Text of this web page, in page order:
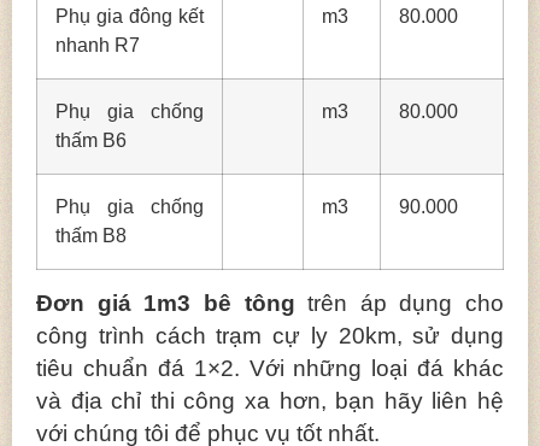
Phụ gia đông kết
nhanh R7
m3 80.000
Phụ gia chống
thấm B6
m3 80.000
Phụ gia chống
thấm B8
m3 90.000
Đơn giá 1m3 bê tông trên áp dụng cho
công trình cách trạm cự ly 20km, sử dụng
tiêu chuẩn đá 1×2. Với những loại đá khác
và địa chỉ thi công xa hơn, bạn hãy liên hệ
với chúng tôi để phục vụ tốt nhất.